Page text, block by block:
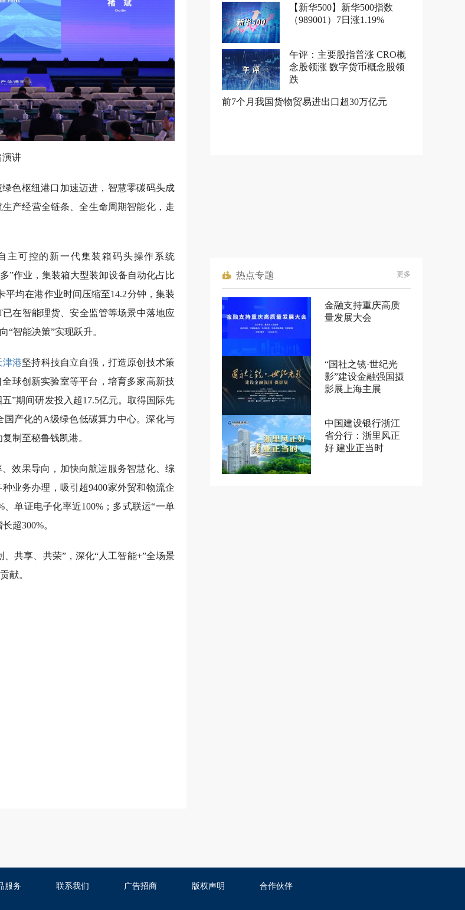
演讲
色枢纽港口加速迈进，智慧零碳码头成
产经营全链条、全生命周期智能化，走
主可控的新一代集装箱码头操作系统
”作业，集装箱大型装卸设备自动化占比
平均在港作业时间压缩至14.2分钟，集装
在智能理货、安全监管等场景中落地应
“智能决策”实现跃升。
津港坚持科技自立自强，打造原创技术策
球创新实验室等平台，培育多家高新技
”期间研发投入超17.5亿元。取得国际先
国产化的A级绿色低碳算力中心。深化与
制至秘鲁钱凯港。
效果导向，加快向航运服务智慧化、综
业务办理，吸引超9400家外贸和物流企
单证电子化率近100%；多式联运“一单
超300%。
、共享、共荣”，深化“人工智能+”全场景
献。
【新华500】新华500指数
（989001）7日涨1.19%
午评：主要股指普涨 CRO概
念股领涨 数字货币概念股领
跌
前7个月我国货物贸易进出口超30万亿元
热点专题 更多
金融支持重庆高质
量发展大会
“国社之镜·世纪光
影”建设金融强国摄
影展上海主展
中国建设银行浙江
省分行：浙里风正
好 建业正当时
服务 联系我们 广告招商 版权声明 合作伙伴